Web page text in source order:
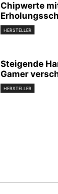
Chipwerte
HERSTELLER
Steigende
Gamer
HERSTELLER